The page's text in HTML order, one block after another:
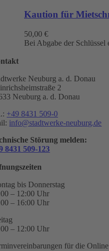
Kaution für
50,00 €
Bei Abgabe der
Neuburg a. d. Donau
2
Neuburg a. d. Donau
+49 8431 509-0
info@stadtwerke-neuburg.de
Störung melden:
8431 509-123
bis Donnerstag
– 12:00 Uhr
– 16:00 Uhr
– 12:00 Uhr
für die